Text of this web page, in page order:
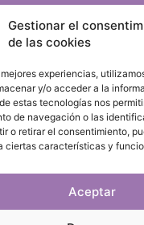
Gestionar el
de las cookies
experiencias,
y/o acceder a la
estas tecnologías nos
de navegación o las
o retirar el consentimiento,
ciertas características y
Aceptar